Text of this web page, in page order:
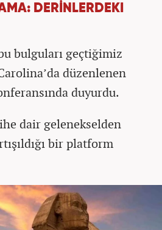
DERİNLERDEKI
bulguları geçtiğimiz
düzenlenen
duyurdu.
dair gelenekselden
bir platform